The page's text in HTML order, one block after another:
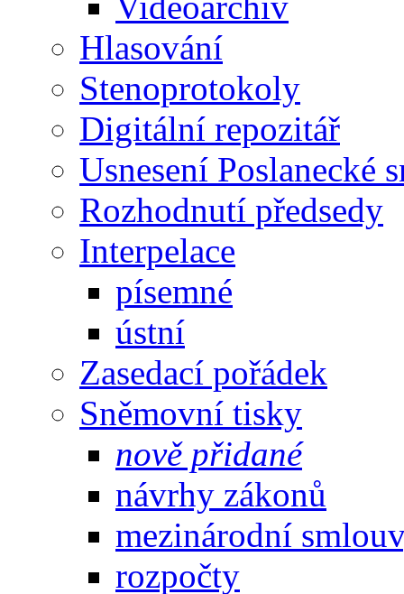
Hlasování
Stenoprotokoly
Digitální repozitář
Usnesení Poslanecké
Rozhodnutí předsedy
Interpelace
písemné
ústní
Zasedací pořádek
Sněmovní tisky
nově přidané
návrhy zákonů
mezinárodní
rozpočty